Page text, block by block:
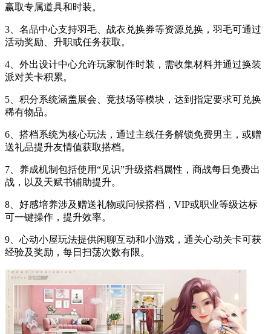
赢取专属道具和时装。
3、名品中心支持羽毛、战衣兑换券等资源兑换，羽毛可通过
活动奖励、升职或任务获取。
4、外出设计中心允许玩家制作时装，需收集材料并通过换装
派对关卡积累。
5、积分系统涵盖展会、竞技场等模块，达到指定要求可兑换
稀有物品。
6、搭档系统为核心玩法，通过主线任务解锁免费男主，或赠
送礼品提升友情值获取搭档。
7、养成机制包括使用“见识”升级搭档属性，商战每日免费出
战，以及天赋书辅助提升。
8、好感培养涉及赠送礼物或问候搭档，VIP或职业等级达标
可一键操作，提升效率。
9、心动小屋玩法提供闲聊互动和小游戏，通关心动关卡可获
经验及奖励，每日扫荡次数有限。